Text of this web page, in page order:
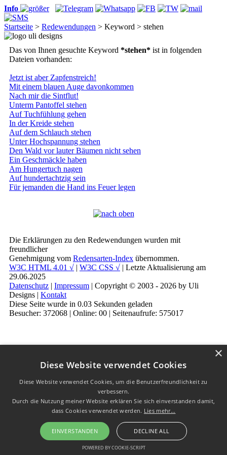
Info
Startseite > Redewendungen > Keyword > stehen
Das von Ihnen gesuchte Keyword *stehen* ist in folgenden
Dateien vorhanden:
Jetzt ist aber Zapfenstreich!
Mit einem blauen Auge davonkommen
Nach mir die Sintflut!
Unterm Pantoffel stehen
Auf Tuchfühlung gehen
In der Kreide stehen
Auf dem Schlauch stehen
Unter Hochspannung stehen
Den Wald vor lauter Bäumen nicht sehen
Ein Geschmäckle haben
Am Hungertuch nagen
Auf hundertachtzig sein
Für jemanden die Hand ins Feuer legen
Die Erklärungen zu den Redewendungen wurden mit
freundlicher
Genehmigung vom Redensarten-Index übernommen.
W3C HTML 4.01 √ | W3C CSS √ | Letzte Aktualisierung am
29.06.2025
Datenschutz | Impressum | Copyright © 2003 - 2026 by Uli
Designs | Kontakt
Diese Seite wurde in 0.03 Sekunden geladen
Besucher: 372068 | Online: 00 | Seitenaufrufe: 575017
Diese Website verwendet Cookies
Diese Website verwendet Cookies, um die Benutzerfreundlichkeit zu
verbessern.
Durch die Nutzung meiner Website erklären Sie sich einverstanden damit,
dass Cookies verwendet werden. Lies mehr...
EINVERSTANDEN DECLINE ALL
POWERED BY COOKIE-SCRIPT
×